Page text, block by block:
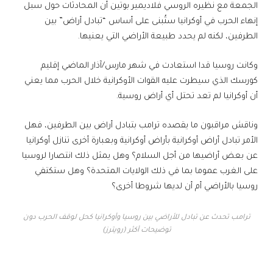
الجمعة مع نظيره الروسي فلاديمير بوتين أن المحادثات حول سبل
إنهاء الحرب في أوكرانيا ستُبنى على أساس “تبادل أراض” بين
الطرفين، لكنه لم يحدد طبيعة الأراضي التي يعنيها.
وكانت روسيا قدا استعادت في شهر مارس/آذار الماضي إقليم
كورسك الذي سيطرت عليه القوات الأوكرانية خلال الحرب مما يعني
أن أوكرانيا لم تعد تحتل أي أراض روسية.
وناقش مراقبون ما يقصده ترامب بتبادل أراض بين الطرفين، فهل
الأمر تبادل أراض أوكرانية بأراض أوكرانية وبعبارة أخرى تنازل أوكرانيا
عن بعض أراضيها من أجل السلام؟ وهل يمثل ذلك انتصارا لروسيا
على الغرب عموما بما في ذلك الولايات المتحدة؟ وهل ستكتفي
روسيا بالأراضي أم أن لديها شروطا أخرى؟
ترامب تحدث عن تبادل للأراضي بين روسيا وأوكرانيا كحل لوقف الحرب دون
توضيحات أكثر (رويترز)